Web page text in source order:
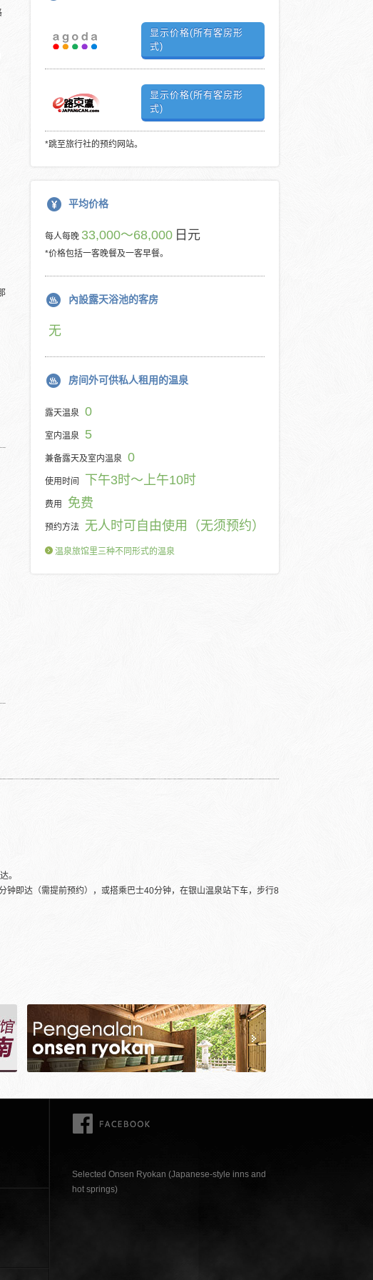
显示价格(所有客房形
式)
显示价格(所有客房形
式)
*跳至旅行社的预约网站。
平均价格
每人每晚 33,000～68,000 日元
*价格包括一客晚餐及一客早餐。
內設露天浴池的客房
无
房间外可供私人租用的温泉
露天温泉 0
室内温泉 5
兼备露天及室内温泉 0
使用时间 下午3时～上午10时
费用 免费
预约方法 无人时可自由使用（无须预约）
温泉旅馆里三种不同形式的温泉
。
钟即达（需提前预约），或搭乘巴士40分钟，在银山温泉站下车，步行8
Selected Onsen Ryokan (Japanese-style inns and
hot springs)